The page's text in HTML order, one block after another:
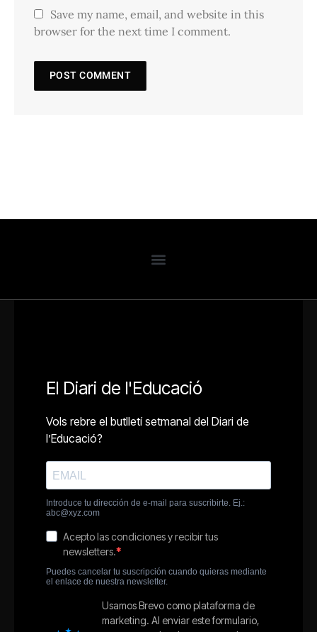
Save my name, email, and website in this
browser for the next time I comment.